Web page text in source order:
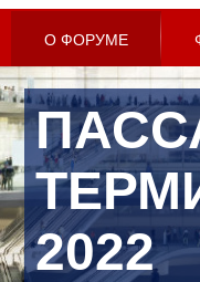
О ФОРУМЕ
2022